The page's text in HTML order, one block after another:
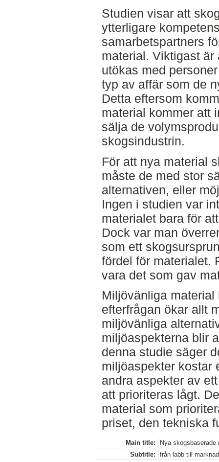
Studien visar att
ytterligare
samarbetspartners
material. Viktigast
utökas med
typ av affär som de
Detta eftersom
material kommer att
sälja de
skogsindustrin.
För att nya material
måste de med stor
alternativen, eller
Ingen i studien var
materialet bara för
Dock var man
som ett
fördel för materialet.
vara det som gav
Miljövänliga
efterfrågan ökar allt
miljövänliga
miljöaspekterna blir
denna studie säger
miljöaspekter kostar
andra aspekter av
att prioriteras lågt.
material som
priset, den tekniska
Main title:
Nya skogsbaserade
Subtitle:
från labb till marknad